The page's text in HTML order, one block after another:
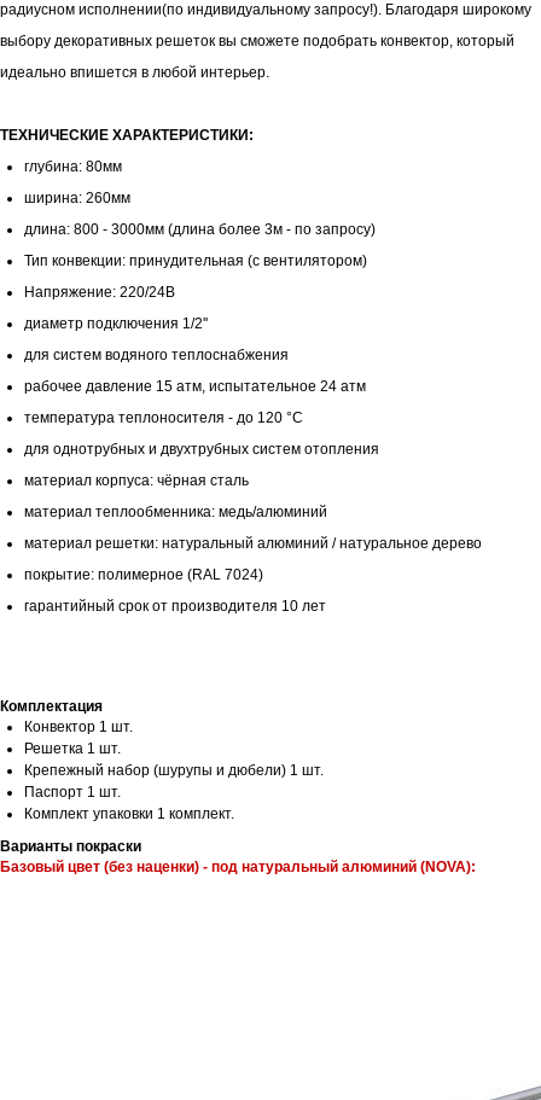
радиусном исполнении(по индивидуальному запросу!). Благодаря широкому
выбору декоративных решеток вы сможете подобрать конвектор, который
идеально впишется в любой интерьер.
ТЕХНИЧЕСКИЕ ХАРАКТЕРИСТИКИ:
глубина: 80мм
ширина: 260мм
длина: 800 - 3000мм (длина более 3м - по запросу)
Тип конвекции: принудительная (с вентилятором)
Напряжение: 220/24В
диаметр подключения 1/2''
для систем водяного теплоснабжения
рабочее давление 15 атм, испытательное 24 атм
температура теплоносителя - до 120 °С
для однотрубных и двухтрубных систем отопления
материал корпуса: чёрная сталь
материал теплообменника: медь/алюминий
материал решетки: натуральный алюминий / натуральное дерево
покрытие: полимерное (RAL 7024)
гарантийный срок от производителя 10 лет
Комплектация
Конвектор 1 шт.
Решетка 1 шт.
Крепежный набор (шурупы и дюбели) 1 шт.
Паспорт 1 шт.
Комплект упаковки 1 комплект.
Варианты покраски
Базовый цвет (без наценки) - под натуральный алюминий (NOVA):